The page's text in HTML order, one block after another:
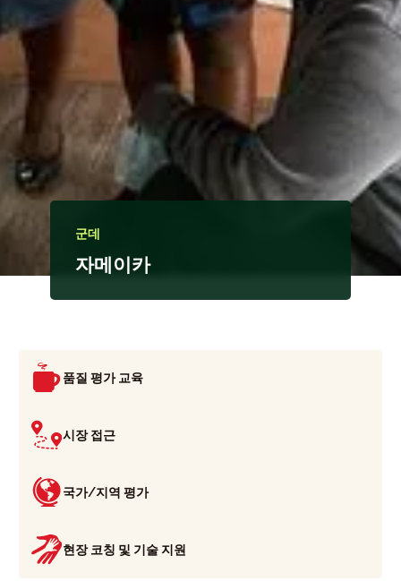
군데
자메이카
품질 평가 교육
시장 접근
국가/지역 평가
현장 코칭 및 기술 지원